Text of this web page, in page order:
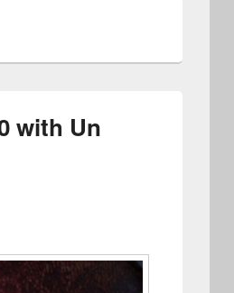
with Un